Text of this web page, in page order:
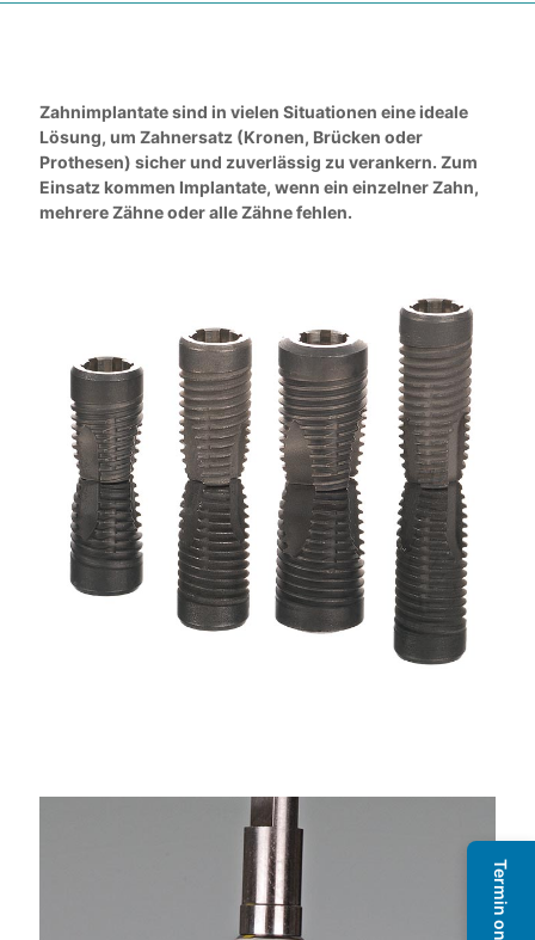
Zahnimplantate sind in vielen Situationen eine ideale
Lösung, um Zahnersatz (Kronen, Brücken oder
Prothesen) sicher und zuverlässig zu verankern. Zum
Einsatz kommen Implantate, wenn ein einzelner Zahn,
mehrere Zähne oder alle Zähne fehlen.